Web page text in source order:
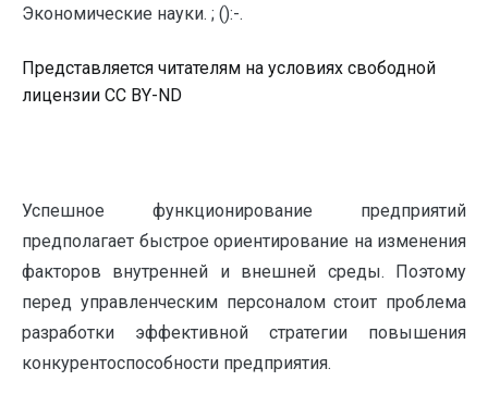
Экономические науки. ; ():-.
Представляется читателям на условиях свободной
лицензии CC BY-ND
Успешное функционирование предприятий
предполагает быстрое ориентирование на изменения
факторов внутренней и внешней среды. Поэтому
перед управленческим персоналом стоит проблема
разработки эффективной стратегии повышения
конкурентоспособности предприятия.